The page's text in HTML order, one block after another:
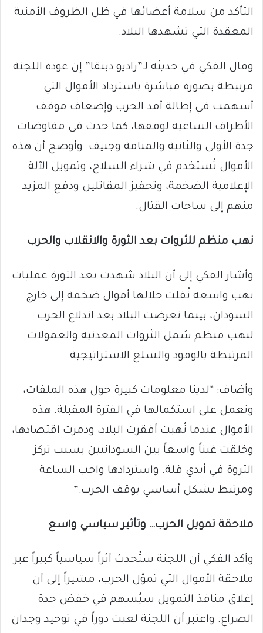
التأكد من سلامة أعضائها في ظل الظروف الأمنية
المعقدة التي تشهدها البلاد.
وقال الفكي في حديثه لـ”راديو دبنقا” إن عودة اللجنة
مرتبطة بصورة مباشرة باسترداد الأموال التي
أسهمت في إطالة أمد الحرب وإضعاف موقف
الأطراف الساعية لوقفها، كما حدث في مفاوضات
جدة الأولى والثانية والمنامة وجنيف. وأوضح أن هذه
الأموال تُستخدم في شراء السلاح، وتمويل الآلة
الإعلامية الضخمة، وتحفيز المقاتلين ودفع المزيد
منهم إلى ساحات القتال.
نهب منظم للثروات بعد الثورة والانقلاب والحرب
وأشار الفكي إلى أن البلاد شهدت بعد الثورة عمليات
نهب واسعة نُقلت خلالها أموال ضخمة إلى خارج
السودان، بينما تعرضت البلاد بعد اندلاع الحرب
لنهب منظم شمل الثروات المعدنية والعمولات
المرتبطة بالوقود والسلع الاستراتيجية.
وأضاف: “لدينا معلومات كبيرة حول هذه الملفات،
ونعمل على استكمالها في الفترة المقبلة. هذه
الأموال عندما نُهبت أفقرت البلاد، ودمرت اقتصادها،
وخلقت غبناً واسعاً بين السودانيين بسبب تركز
الثروة في أيدي قلة. واستردادها واجب الساعة
ومرتبط بشكل أساسي بوقف الحرب.”
ملاحقة تمويل الحرب… وتأثير سياسي واسع
وأكد الفكي أن اللجنة ستُحدث أثراً سياسياً كبيراً عبر
ملاحقة الأموال التي تموّل الحرب، مشيراً إلى أن
إغلاق منافذ التمويل سيُسهم في خفض حدة
الصراع. واعتبر أن اللجنة لعبت دوراً في توحيد وجدان